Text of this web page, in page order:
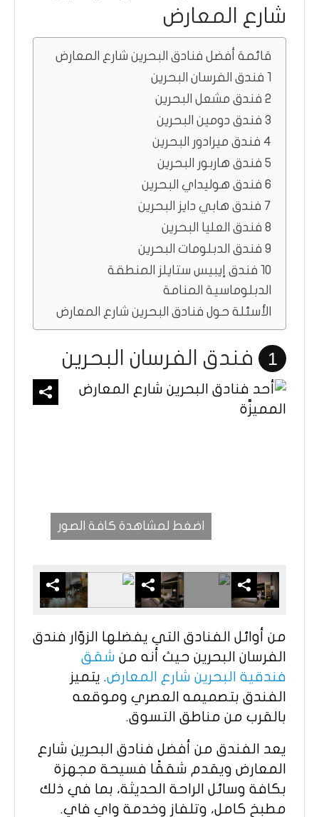
شارع المعارض
قائمة أفضل فنادق البحرين شارع المعارض
1 فندق الفرسان البحرين
2 فندق مشعل البحرين
3 فندق دومين البحرين
4 فندق ميرادور البحرين
5 فندق هاربور البحرين
6 فندق هوليداي البحرين
7 فندق هابي دايز البحرين
8 فندق العليا البحرين
9 فندق الدبلومات البحرين
10 فندق إيبيس ستايلز المنطقة
الدبلوماسية المنامة
الأسئلة حول فنادق البحرين شارع المعارض
1 فندق الفرسان البحرين
اضغط لمشاهدة كافة الصور
من أوائل الفنادق التي يفضلها الزوّار فندق
الفرسان البحرين حيث أنه من شقق
فندقية البحرين شارع المعارض. يتميز
الفندق بتصميمه العصري وموقعه
بالقرب من مناطق التسوق.
يعد الفندق من أفضل فنادق البحرين شارع
المعارض ويقدم شققًا فسيحة مجهزة
بكافة وسائل الراحة الحديثة، بما في ذلك
مطبخ كامل، وتلفاز وخدمة واي فاي.